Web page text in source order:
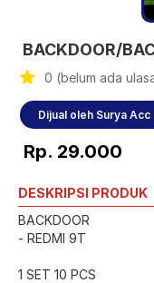
BACKDOOR/
0 (belum ada
Dijual oleh Surya Acc
Rp. 29.000
DESKRIPSI PRODUK
BACKDOOR
- REDMI 9T
1 SET 10 PCS